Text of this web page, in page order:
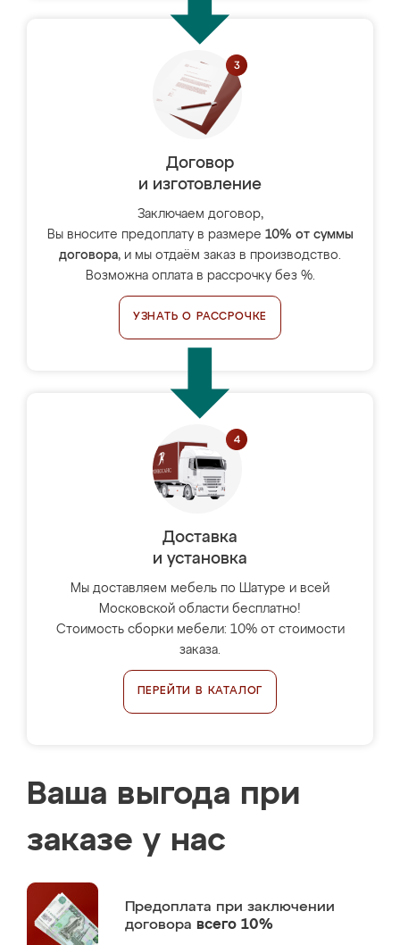
Договор
и изготовление
Заключаем договор,
Вы вносите предоплату в размере 10% от суммы
договора, и мы отдаём заказ в производство.
Возможна оплата в рассрочку без %.
УЗНАТЬ О РАССРОЧКЕ
Доставка
и установка
Мы доставляем мебель по Шатуре и всей
Московской области бесплатно!
Стоимость сборки мебели: 10% от стоимости
заказа.
ПЕРЕЙТИ В КАТАЛОГ
Ваша выгода при
заказе у нас
Предоплата при заключении
договора всего 10%